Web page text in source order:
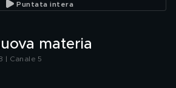
Puntata intera
materia
| Canale 5